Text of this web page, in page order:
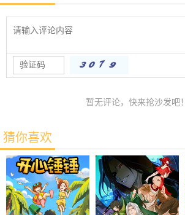
暂无评论，快来抢沙发吧！
猜你喜欢